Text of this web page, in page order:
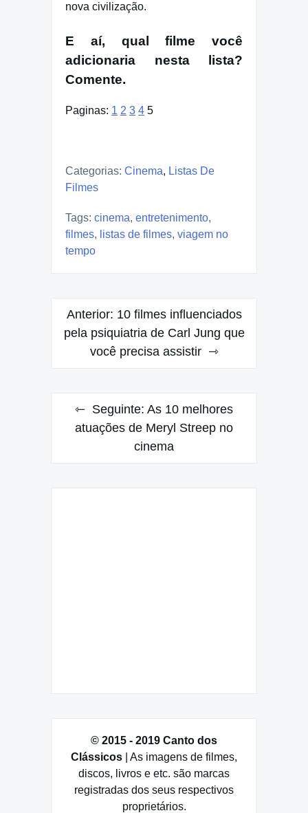
nova civilização.
E aí, qual filme você
adicionaria nesta lista?
Comente.
Paginas: 1 2 3 4 5
Categorias: Cinema, Listas De
Filmes
Tags: cinema, entretenimento,
filmes, listas de filmes, viagem no
tempo
Navegação
de
Anterior: 10 filmes influenciados
pela psiquiatria de Carl Jung que
você precisa assistir
Seguinte: As 10 melhores
atuações de Meryl Streep no
cinema
© 2015 - 2019 Canto dos
Clássicos | As imagens de filmes,
discos, livros e etc. são marcas
registradas dos seus respectivos
proprietários.